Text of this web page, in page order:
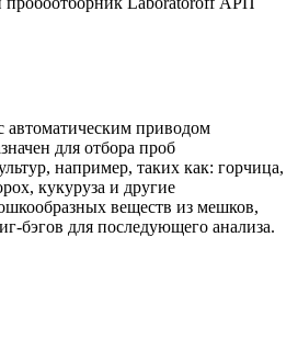
автоматическим приводом
для отбора проб
например, таких как: горчица,
кукуруза и другие
веществ из мешков,
бэгов для последующего анализа.